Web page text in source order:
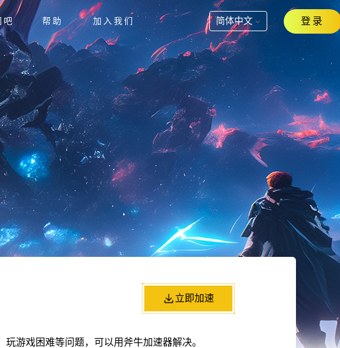
吧 帮助
斧牛公告
使用问题
充值问题
加入我们 简体中文 登录
立即加速
游戏困难等问题，可以用斧牛加速器解决。